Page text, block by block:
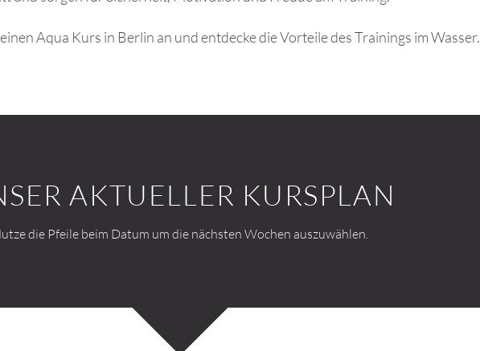
Aqua Kurs in Berlin an und entdecke die Vorteile des Trainings im Wasser.
AKTUELLER KURSPLAN
die Pfeile beim Datum um die nächsten Wochen auszuwählen.